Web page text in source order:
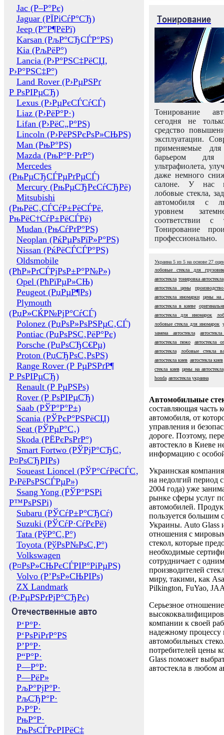
Jac (Р–Р°Рє)
Jaguar (РЇРіСѓР°СЂ)
Jeep (Р”Р¶РёРї)
Karsan (РљР°СЂСЃР°РЅ)
Kia (РљРёР°)
Lancia (Р›Р°РЅС‡РёСЏ,
Р›Р°РЅС‡Р°)
Land Rover (Р›РµРЅРґ
Р РѕРІРµСЂ)
Lexus (Р›РµРєСЃСѓСЃ)
Liaz (Р›РёР°Р·)
Lifan (Р›РёС„Р°РЅ)
Lincoln (Р›РёРЅРєРѕР»СЊРЅ)
Man (РњР°РЅ)
Mazda (РњР°Р·РґР°)
Mercedes
(РњРµСЂСЃРµРґРµСЃ)
Mercury (РњРµСЂРєСѓСЂРё)
Mitsubishi
(РњРёС‚СЃСѓР±РёСЃРё,
РњРёС†СѓР±РёСЃРё)
Mudan (РњСѓРґР°РЅ)
Neoplan (РќРµРѕРїР»Р°РЅ)
Nissan (РќРёСЃСЃР°РЅ)
Oldsmobile
(РћР»РґСЃРјРѕР±Р°Р№Р»)
Opel (РћРїРµР»СЊ)
Peugeot (РџРµР¶Рѕ)
Plymouth
(РџР»СЌР№РјР°СѓСЃ)
Polonez (РџРѕР»РѕРЅРµС‚СЃ)
Pontiac (РџРѕРЅС‚РёР°Рє)
Porsche (РџРѕСЂС€Рµ)
Proton (РџСЂРѕС‚РѕРЅ)
Range Rover (Р РµРЅРґР¶
Р РѕРІРµСЂ)
Renault (Р РµРЅРѕ)
Rover (Р РѕРІРµСЂ)
Saab (РЎР°Р°Р±)
Scania (РЎРєР°РЅРёСЏ)
Seat (РЎРµР°С‚)
Skoda (РЁРєРѕРґР°)
Smart Fortwo (РЎРјР°СЂС‚
Р¤РѕСЂРІРѕ)
Soueast Lioncel (РЎР°СѓРёСЃС‚
Р›РёРѕРЅСЃРµР»)
Ssang Yong (РЎР°РЅРі
Р™РѕРЅРі)
Subaru (РЎСѓР±Р°СЂСѓ)
Suzuki (РЎСѓР·СѓРєРё)
Tata (РўР°С‚Р°)
Toyota (РўРѕР№РѕС‚Р°)
Volkswagen
(Р¤РѕР»СЊРєСЃРІР°РіРµРЅ)
Volvo (Р’РѕР»СЊРІРѕ)
ZX Landmark
(Р›РµРЅРґРјР°СЂРє)
Отечественные авто
Р‘Р°Р·
Р‘РѕРіРґР°РЅ
Р’Р°Р·
Р“Р°Р·
Р—Р°Р·
Р—РёР»
РљР°РјР°Р·
РљСЂР°Р·
Р›Р°Р·
РњР°Р·
РњРѕСЃРєРІРёС‡
Тонирование
Тонирование
сегодня не
средство
эксплуатации.
применяемые
барьером для
ультрафиолета,
даже немного
салоне. У нас
лобовые стекла,
автомобиля с
уровнем
соответствии с
Тонирование
профессионально.
Украина 5 из 5 на основе 27
лобовые стекла для
автостекла тонировка автостекла
автостекла цены
автостекла иномарки
цены на
автостекла в киеве
автостекла для иномарок
лобовые стекла для иномарок
замена автостекла
автостекла пежо
автостекла
автостекла
лобовые стекла
автостекла киев автостекла киев
стекла киев цены на автостекла
honda автостекла украина
Автомобильные
составляющая часть
автомобиля, от
управления и
дороге. Поэтому,
автостекло в Киеве
информацию с
Украинская
на недолгий период
2004 года) уже
рынке сферы услуг
автомобилей.
пользуется большим
Украины. Auto Glass
отношения с
стекол, которые
необходимые
сотрудничает с
производителей
миру, такими, как
Pilkington, FuYao,
Серьезное отношение
компании к своей
надежному процессу
автомобильных
потребителей цены
Glass поможет
автостекла в любом